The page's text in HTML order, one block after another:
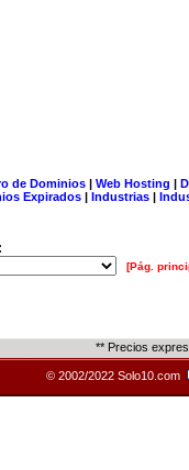
de Dominios| Web Hosting |
Expirados | Industrias |
[Pág.
** Precios
© 2002/2022 Solo10.com